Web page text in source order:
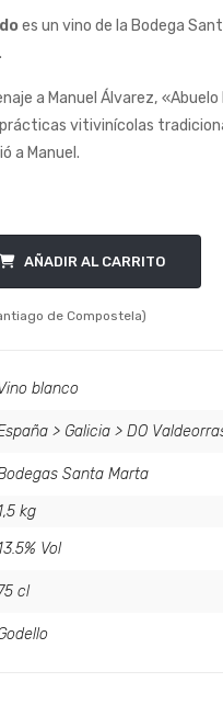
es un vino de la Bodega
a Manuel Álvarez,
vitivinícolas
a Manuel.
cantidad
AÑADIR AL CARRITO
de Compostela)
blanco
> Galicia> DO
Santa Marta
kg
Vol
cl